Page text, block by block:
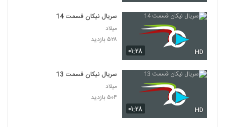
۰۱:۲۸ HD
سریال نیکان قسمت 14
میلاد
۵۲۸ بازدید
۰۱:۲۸ HD
سریال نیکان قسمت 13
میلاد
۵۰۴ بازدید